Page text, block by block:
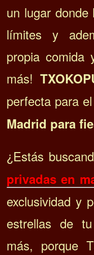
un lugar
límites y
propia comida
más!
perfecta para el
Madrid para
¿Estás
privadas en
exclusividad y
estrellas de
más, porque